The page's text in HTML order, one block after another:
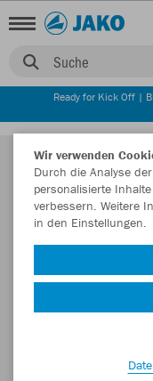
Suche
Ready for Kick Off |
Wir verwenden
Durch die Analyse
personalisierte
verbessern. Weitere
in den Einstellungen.